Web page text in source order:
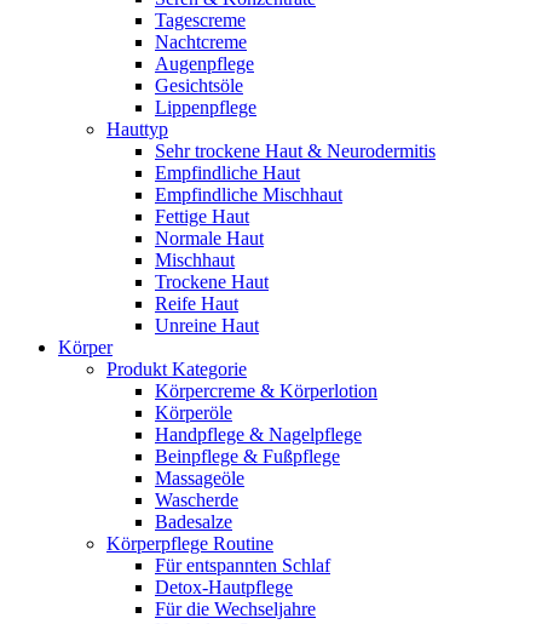
Tagescreme
Nachtcreme
Augenpflege
Gesichtsöle
Lippenpflege
Hauttyp
Sehr trockene Haut & Neurodermitis
Empfindliche Haut
Empfindliche Mischhaut
Fettige Haut
Normale Haut
Mischhaut
Trockene Haut
Reife Haut
Unreine Haut
Körper
Produkt Kategorie
Körpercreme & Körperlotion
Körperöle
Handpflege & Nagelpflege
Beinpflege & Fußpflege
Massageöle
Wascherde
Badesalze
Körperpflege Routine
Für entspannten Schlaf
Detox-Hautpflege
Für die Wechseljahre